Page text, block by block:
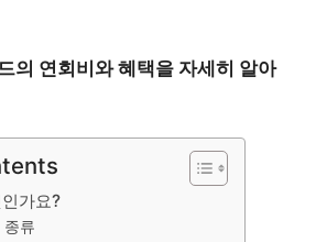
의 연회비와 혜택을 자세히 알아
가요?
종류